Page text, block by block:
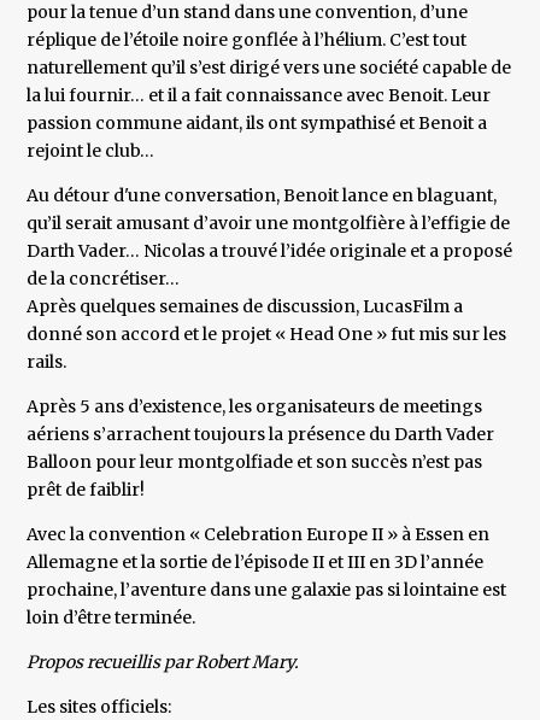
pour la tenue d’un stand dans une convention, d’une
réplique de l’étoile noire gonflée à l’hélium. C’est tout
naturellement qu’il s’est dirigé vers une société capable de
la lui fournir… et il a fait connaissance avec Benoit. Leur
passion commune aidant, ils ont sympathisé et Benoit a
rejoint le club…
Au détour d'une conversation, Benoit lance en blaguant,
qu’il serait amusant d’avoir une montgolfière à l’effigie de
Darth Vader… Nicolas a trouvé l’idée originale et a proposé
de la concrétiser…
Après quelques semaines de discussion, LucasFilm a
donné son accord et le projet « Head One » fut mis sur les
rails.
Après 5 ans d’existence, les organisateurs de meetings
aériens s’arrachent toujours la présence du Darth Vader
Balloon pour leur montgolfiade et son succès n’est pas
prêt de faiblir!
Avec la convention « Celebration Europe II » à Essen en
Allemagne et la sortie de l’épisode II et III en 3D l’année
prochaine, l’aventure dans une galaxie pas si lointaine est
loin d’être terminée.
Propos recueillis par Robert Mary.
Les sites officiels: